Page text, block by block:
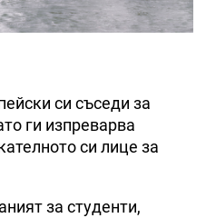
си съседи за
ги изпреварва
си лице за
за студенти,